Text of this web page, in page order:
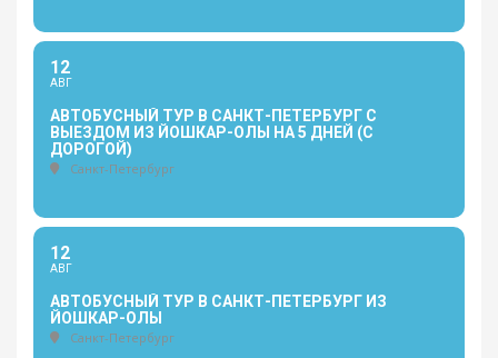
12
АВГ
АВТОБУСНЫЙ ТУР В САНКТ-ПЕТЕРБУРГ С
ВЫЕЗДОМ ИЗ ЙОШКАР-ОЛЫ НА 5 ДНЕЙ (С
ДОРОГОЙ)
Санкт-Петербург
12
АВГ
АВТОБУСНЫЙ ТУР В САНКТ-ПЕТЕРБУРГ ИЗ
ЙОШКАР-ОЛЫ
Санкт-Петербург